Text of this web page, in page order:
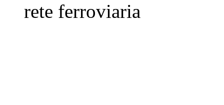
rete ferroviaria